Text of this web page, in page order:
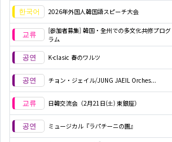
2026年外国人韓国語スピーチ大会
[参加者募集] 韓国・全州での多文化共修プログ
ラム
K-clasic 春のワルツ
チョン・ジェイル/JUNG JAEIL Orches...
日韓交流会（2月21日(土) 東銀座）
ミュージカル『ラパチーニの園』